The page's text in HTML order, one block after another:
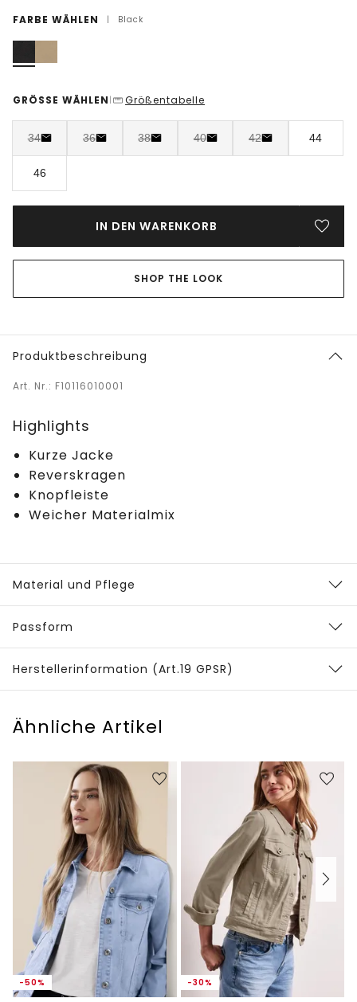
FARBE WÄHLEN | Black
GRÖSSE WÄHLEN | Größentabelle
34 36 38 40 42 44
46
IN DEN WARENKORB
SHOP THE LOOK
Produktbeschreibung
Art. Nr.: F10116010001
Highlights
Kurze Jacke
Reverskragen
Knopfleiste
Weicher Materialmix
Material und Pflege
Passform
Herstellerinformation (Art.19 GPSR)
Ähnliche Artikel
-50% -30%